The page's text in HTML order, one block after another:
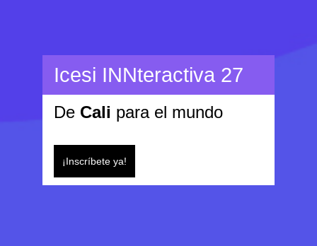
Icesi INNteractiva 27
De Cali para el mundo
¡Inscríbete ya!